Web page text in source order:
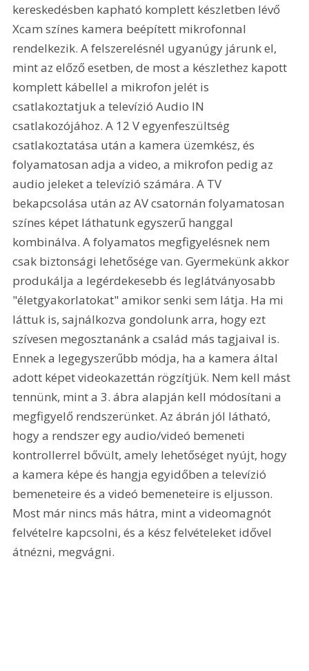
kereskedésben kapható komplett készletben lévő
Xcam színes kamera beépített mikrofonnal
rendelkezik. A felszerelésnél ugyanúgy járunk el,
mint az előző esetben, de most a készlethez kapott
komplett kábellel a mikrofon jelét is
csatlakoztatjuk a televízió Audio IN
csatlakozójához. A 12 V egyenfeszültség
csatlakoztatása után a kamera üzemkész, és
folyamatosan adja a video, a mikrofon pedig az
audio jeleket a televízió számára. A TV
bekapcsolása után az AV csatornán folyamatosan
színes képet láthatunk egyszerű hanggal
kombinálva. A folyamatos megfigyelésnek nem
csak biztonsági lehetősége van. Gyermekünk akkor
produkálja a legérdekesebb és leglátványosabb
"életgyakorlatokat" amikor senki sem látja. Ha mi
láttuk is, sajnálkozva gondolunk arra, hogy ezt
szívesen megosztanánk a család más tagjaival is.
Ennek a legegyszerűbb módja, ha a kamera által
adott képet videokazettán rögzítjük. Nem kell mást
tennünk, mint a 3. ábra alapján kell módosítani a
megfigyelő rendszerünket. Az ábrán jól látható,
hogy a rendszer egy audio/videó bemeneti
kontrollerrel bővült, amely lehetőséget nyújt, hogy
a kamera képe és hangja egyidőben a televízió
bemeneteire és a videó bemeneteire is eljusson.
Most már nincs más hátra, mint a videomagnót
felvételre kapcsolni, és a kész felvételeket idővel
átnézni, megvágni.